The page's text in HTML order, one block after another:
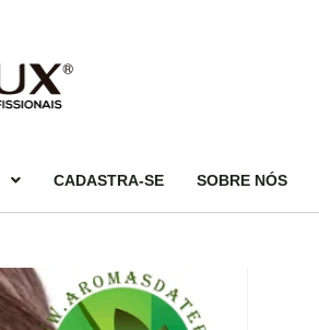
CADASTRA-SE SOBRE NÓS